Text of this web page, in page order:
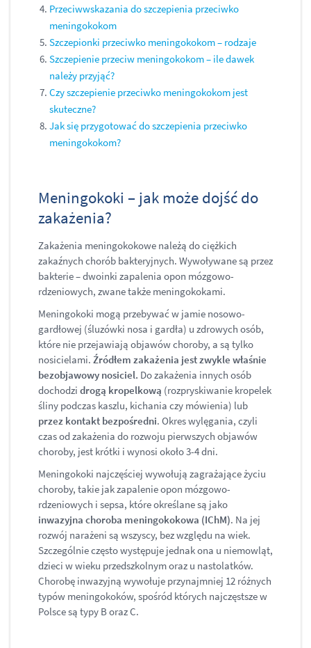
Przeciwwskazania do szczepienia przeciwko
meningokokom
Szczepionki przeciwko meningokokom – rodzaje
Szczepienie przeciw meningokokom – ile dawek
należy przyjąć?
Czy szczepienie przeciwko meningokokom jest
skuteczne?
Jak się przygotować do szczepienia przeciwko
meningokokom?
Meningokoki – jak może dojść do
zakażenia?
Zakażenia meningokokowe należą do ciężkich
zakaźnych chorób bakteryjnych. Wywoływane są przez
bakterie – dwoinki zapalenia opon mózgowo-
rdzeniowych, zwane także meningokokami.
Meningokoki mogą przebywać w jamie nosowo-
gardłowej (śluzówki nosa i gardła) u zdrowych osób,
które nie przejawiają objawów choroby, a są tylko
nosicielami. Źródłem zakażenia jest zwykle właśnie
bezobjawowy nosiciel. Do zakażenia innych osób
dochodzi drogą kropelkową (rozpryskiwanie kropelek
śliny podczas kaszlu, kichania czy mówienia) lub
przez kontakt bezpośredni. Okres wylęgania, czyli
czas od zakażenia do rozwoju pierwszych objawów
choroby, jest krótki i wynosi około 3-4 dni.
Meningokoki najczęściej wywołują zagrażające życiu
choroby, takie jak zapalenie opon mózgowo-
rdzeniowych i sepsa, które określane są jako
inwazyjna choroba meningokokowa (IChM). Na jej
rozwój narażeni są wszyscy, bez względu na wiek.
Szczególnie często występuje jednak ona u niemowląt,
dzieci w wieku przedszkolnym oraz u nastolatków.
Chorobę inwazyjną wywołuje przynajmniej 12 różnych
typów meningokoków, spośród których najczęstsze w
Polsce są typy B oraz C.